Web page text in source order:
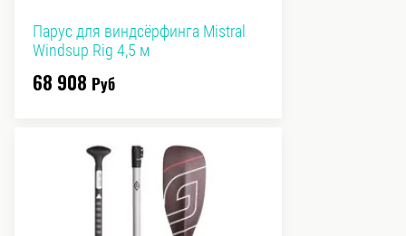
Парус для виндсёрфинга Mistral
Windsup Rig 4,5 м
68 908 Руб